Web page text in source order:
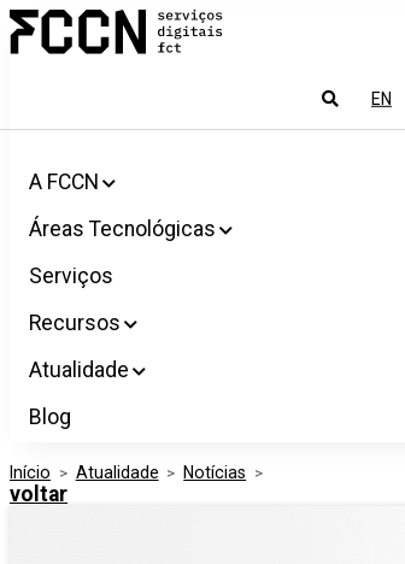
Salta
para
Pesquisar
EN
A FCCN
Áreas Tecnológicas
Serviços
Recursos
Atualidade
Blog
Início > Atualidade > Notícias >
voltar